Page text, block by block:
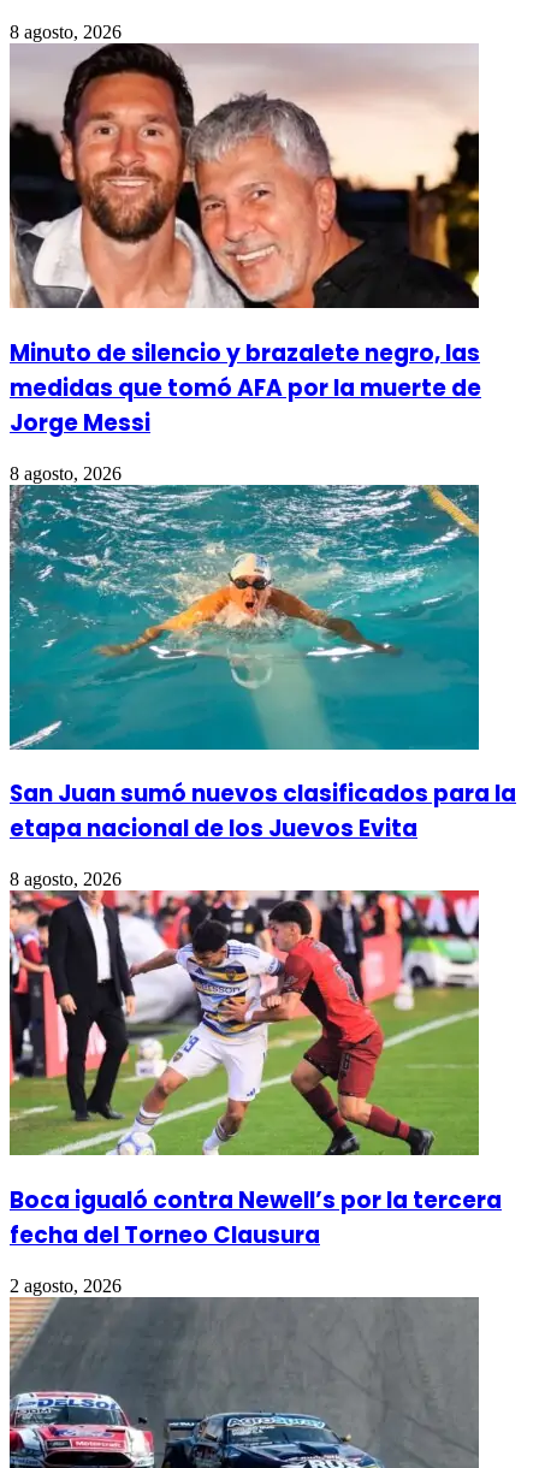
8 agosto, 2026
Minuto de silencio y brazalete negro, las
medidas que tomó AFA por la muerte de
Jorge Messi
8 agosto, 2026
San Juan sumó nuevos clasificados para la
etapa nacional de los Juevos Evita
8 agosto, 2026
Boca igualó contra Newell’s por la tercera
fecha del Torneo Clausura
2 agosto, 2026